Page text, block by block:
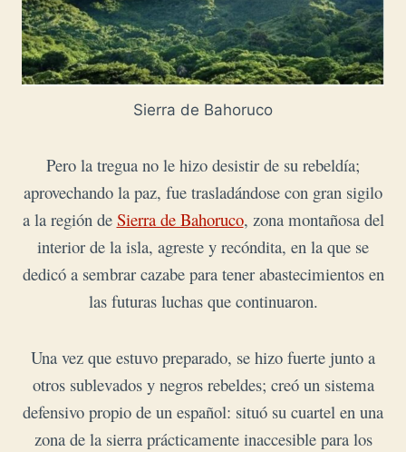
Sierra de Bahoruco
Pero la tregua no le hizo desistir de su rebeldía;
aprovechando la paz, fue trasladándose con gran sigilo
a la región de Sierra de Bahoruco, zona montañosa del
interior de la isla, agreste y recóndita, en la que se
dedicó a sembrar cazabe para tener abastecimientos en
las futuras luchas que continuaron.
Una vez que estuvo preparado, se hizo fuerte junto a
otros sublevados y negros rebeldes; creó un sistema
defensivo propio de un español: situó su cuartel en una
zona de la sierra prácticamente inaccesible para los